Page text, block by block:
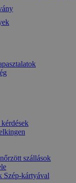
szállások
Szép-kártyával